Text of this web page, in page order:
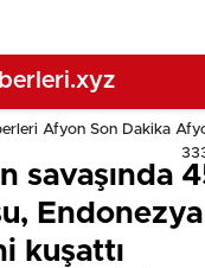
Afyon Son Dakika
savaşında
Endonezya
kuşattı